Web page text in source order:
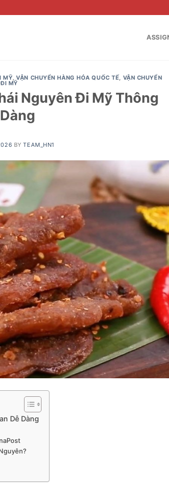
MỸ,VẬN CHUYỂN HÀNG HÓA QUỐC TẾ, VẬN CHUYỂN
ĐI MỸ
Nguyên Đi Mỹ Thông
BYTEAM_HN1
Dễ Dàng